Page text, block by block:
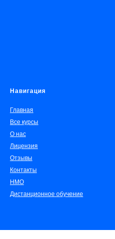
Навигация
Главная
Все курсы
О нас
Лицензия
Отзывы
Контакты
НМО
Дистанционное обучение